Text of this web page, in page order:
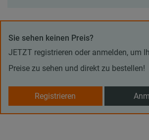
Sie sehen keinen Preis?
JETZT registrieren oder anmelden, um
Preise zu sehen und direkt zu bestellen!
Registrieren